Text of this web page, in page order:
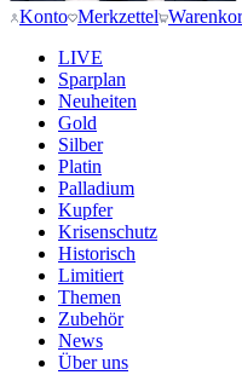
Konto Merkzettel
LIVE
Sparplan
Neuheiten
Gold
Silber
Platin
Palladium
Kupfer
Krisenschutz
Historisch
Limitiert
Themen
Zubehör
News
Über uns